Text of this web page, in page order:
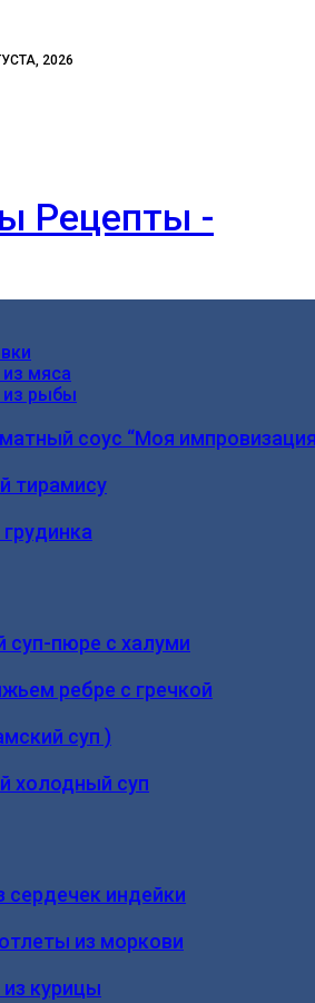
2026
Рецепты -
мяса
рыбы
соус “Моя
тирамису
суп-пюре с халуми
ребре с гречкой
суп )
холодный суп
индейки
из моркови
курицы